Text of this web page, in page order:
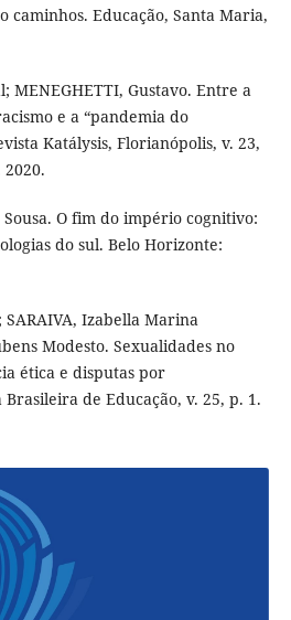
caminhos. Educação, Santa Maria,
MENEGHETTI, Gustavo. Entre a
e a “pandemia do
Katálysis, Florianópolis, v. 23,
2020.
O fim do império cognitivo:
do sul. Belo Horizonte:
SARAIVA, Izabella Marina
Modesto. Sexualidades no
ética e disputas por
de Educação, v. 25, p. 1.